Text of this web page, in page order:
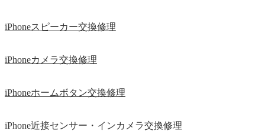
iPhoneスピーカー交換修理
iPhoneカメラ交換修理
iPhoneホームボタン交換修理
iPhone近接センサー・インカメラ交換修理